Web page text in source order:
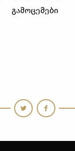
ᲒᲐᲛᲝᲪᲔᲛᲔᲑᲘ